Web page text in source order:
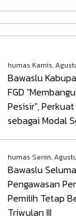
humas Kamis,
Bawaslu
FGD
Pesisir",
sebagai Modal
humas Senin,
Bawaslu
Pengawasan
Pemilih Tetap
Triwulan III